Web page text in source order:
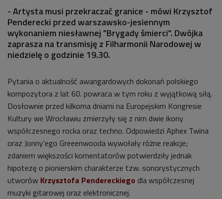
- Artysta musi przekraczać granice - mówi Krzysztof
Penderecki przed warszawsko-jesiennym
wykonaniem niesławnej "Brygady śmierci". Dwójka
zaprasza na transmisję z Filharmonii Narodowej w
niedzielę o godzinie 19.30.
Pytania o aktualność awangardowych dokonań polskiego
kompozytora z lat 60. powraca w tym roku z wyjątkową siłą.
Dosłownie przed kilkoma dniami na Europejskim Kongresie
Kultury we Wrocławiu zmierzyły się z nim dwie ikony
współczesnego rocka oraz techno. Odpowiedzi Aphex Twina
oraz Jonny'ego Greeenwooda wywołały różne reakcje;
zdaniem większości komentatorów potwierdziły jednak
hipotezę o pionierskim charakterze tzw. sonorystycznych
utworów Krzysztofa Pendereckiego dla współczesnej
muzyki gitarowej oraz elektronicznej.